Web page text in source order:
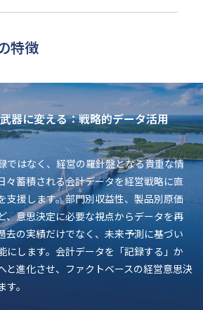
特徴
器に変える：戦略的データ活用
ではなく、経営の羅針盤となる貴重な情
々蓄積される会計データを経営戦略に直
支援します。部門別収益性、製品別原価
、意思決定に必要な視点からデータを再
去の実績だけでなく、未来予測に基づい
にします。会計データを「記録する」か
と進化させ、ファクトベースの経営意思決
。